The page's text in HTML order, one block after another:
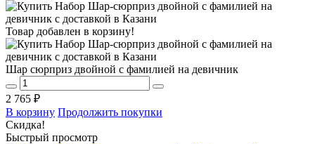
Товар добавлен в корзину!
Шар сюрприз двойной с фамилией на девичник
2 765 ₽
В корзину Продолжить покупки
Скидка!
Быстрый просмотр